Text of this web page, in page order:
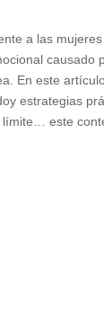
a las
causado
En este
estrategias
límite… este